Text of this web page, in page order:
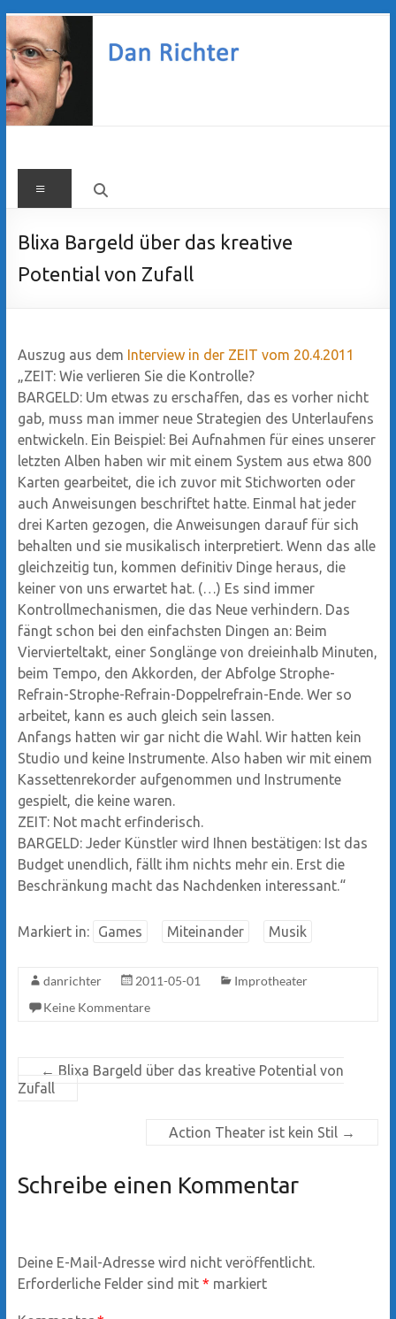
Zum
Inhalt
springen
Dan
Richter
Menü
Blixa Bargeld über das kreative
Potential von Zufall
Auszug aus dem Interview in der ZEIT vom 20.4.2011
„ZEIT: Wie verlieren Sie die Kontrolle?
BARGELD: Um etwas zu erschaffen, das es vorher nicht
gab, muss man immer neue Strategien des Unterlaufens
entwickeln. Ein Beispiel: Bei Aufnahmen für eines unserer
letzten Alben haben wir mit einem System aus etwa 800
Karten gearbeitet, die ich zuvor mit Stichworten oder
auch Anweisungen beschriftet hatte. Einmal hat jeder
drei Karten gezogen, die Anweisungen darauf für sich
behalten und sie musikalisch interpretiert. Wenn das alle
gleichzeitig tun, kommen definitiv Dinge heraus, die
keiner von uns erwartet hat. (…) Es sind immer
Kontrollmechanismen, die das Neue verhindern. Das
fängt schon bei den einfachsten Dingen an: Beim
Viervierteltakt, einer Songlänge von dreieinhalb Minuten,
beim Tempo, den Akkorden, der Abfolge Strophe-
Refrain-Strophe-Refrain-Doppelrefrain-Ende. Wer so
arbeitet, kann es auch gleich sein lassen.
Anfangs hatten wir gar nicht die Wahl. Wir hatten kein
Studio und keine Instrumente. Also haben wir mit einem
Kassettenrekorder aufgenommen und Instrumente
gespielt, die keine waren.
ZEIT: Not macht erfinderisch.
BARGELD: Jeder Künstler wird Ihnen bestätigen: Ist das
Budget unendlich, fällt ihm nichts mehr ein. Erst die
Beschränkung macht das Nachdenken interessant.“
Markiert in: Games Miteinander Musik
danrichter 2011-05-01
Improtheater
Keine Kommentare
← Blixa Bargeld über das kreative Potential von
Zufall
Action Theater ist kein Stil →
Schreibe einen Kommentar
Deine E-Mail-Adresse wird nicht veröffentlicht.
Erforderliche Felder sind mit * markiert